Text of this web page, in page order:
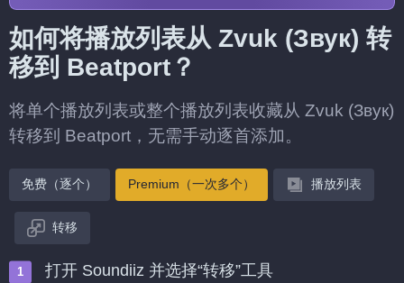
如何将播放列表从 Zvuk (Звук) 转
移到 Beatport？
将单个播放列表或整个播放列表收藏从 Zvuk (Звук)
转移到 Beatport，无需手动逐首添加。
免费（逐个） Premium（一次多个） 播放列表
转移
打开 Soundiiz 并选择“转移”工具